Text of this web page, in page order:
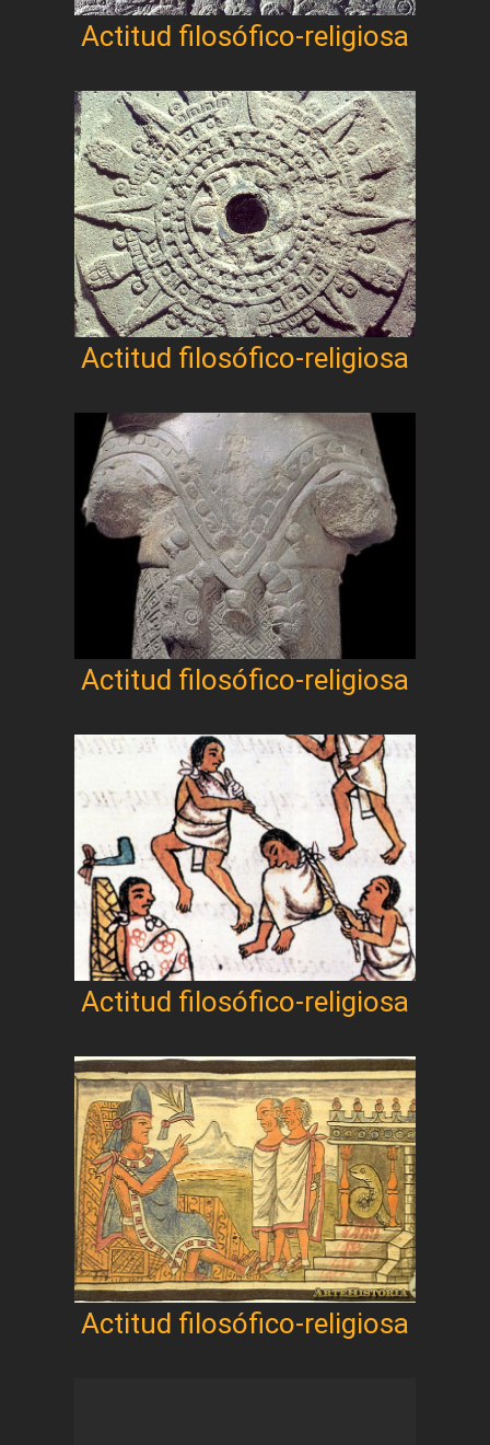
Actitud filosófico-religiosa
Actitud filosófico-religiosa
Actitud filosófico-religiosa
Actitud filosófico-religiosa
Actitud filosófico-religiosa